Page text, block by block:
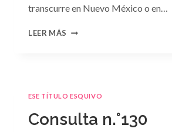
transcurre en Nuevo México o en…
LEER MÁS CONSULTA
ESE TÍTULO ESQUIVO
Consulta n.°130